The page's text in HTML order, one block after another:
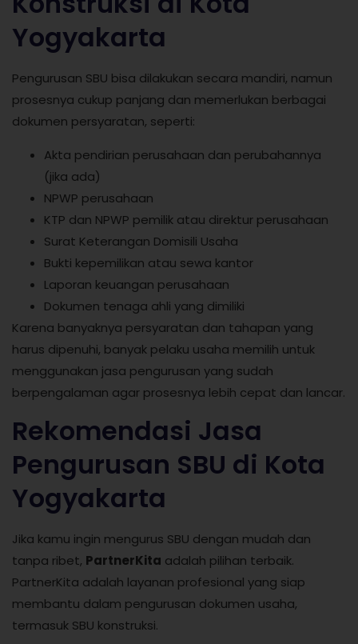
Yogyakarta
Pengurusan SBU bisa dilakukan secara mandiri, namun
prosesnya cukup panjang dan memerlukan berbagai
dokumen persyaratan, seperti:
Akta pendirian perusahaan dan perubahannya
(jika ada)
NPWP perusahaan
KTP dan NPWP pemilik atau direktur perusahaan
Surat Keterangan Domisili Usaha
Bukti kepemilikan atau sewa kantor
Laporan keuangan perusahaan
Dokumen tenaga ahli yang dimiliki
Karena banyaknya persyaratan dan tahapan yang
harus dipenuhi, banyak pelaku usaha memilih untuk
menggunakan jasa pengurusan yang sudah
berpengalaman agar prosesnya lebih cepat dan lancar.
Rekomendasi Jasa
Pengurusan SBU di Kota
Yogyakarta
Jika kamu ingin mengurus SBU dengan mudah dan
tanpa ribet, PartnerKita adalah pilihan terbaik.
PartnerKita adalah layanan profesional yang siap
membantu dalam pengurusan dokumen usaha,
termasuk SBU konstruksi.